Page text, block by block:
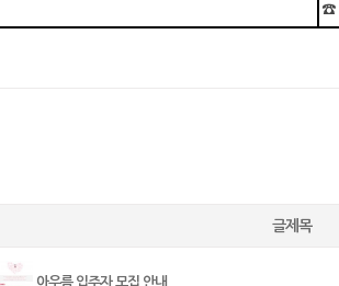
☎
글제목
아우름 입주자 모집 안내